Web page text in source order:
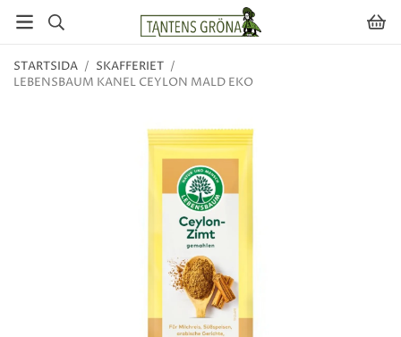
STARTSIDA / SKAFFERIET /
LEBENSBAUM KANEL CEYLON MALD EKO